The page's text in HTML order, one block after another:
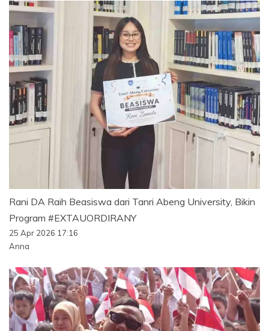
Rani DA Raih Beasiswa dari Tanri Abeng University, Bikin
Program #EXTAUORDIRANY
25 Apr 2026 17:16
Anna